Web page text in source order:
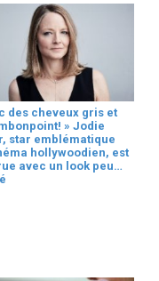
des cheveux gris et
» Jodie
star emblématique
hollywoodien, est
avec un look peu